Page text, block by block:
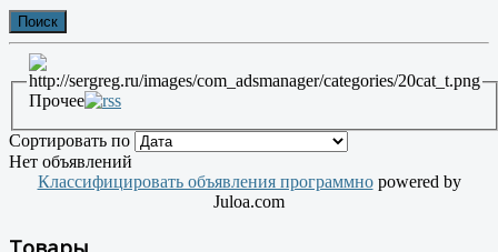
Прочее
Сортировать по
Нет объявлений
Классифицировать объявления программноpowered by
Juloa.com